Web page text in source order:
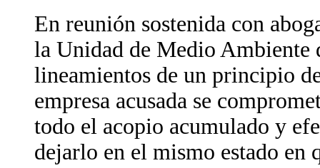
En reunión sostenida con
la Unidad de Medio Ambiente
lineamientos de un principio
empresa acusada se
todo el acopio acumulado y
dejarlo en el mismo estado en